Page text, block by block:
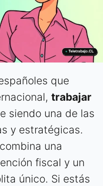
que
trabajar
siendo una de las
y estratégicas.
una
fiscal y un
único. Si estás